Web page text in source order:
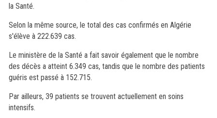
la Santé.
Selon la même source, le total des cas confirmés en Algérie
s'élève à 222.639 cas.
Le ministère de la Santé a fait savoir également que le nombre
des décès a atteint 6.349 cas, tandis que le nombre des patients
guéris est passé à 152.715.
Par ailleurs, 39 patients se trouvent actuellement en soins
intensifs.